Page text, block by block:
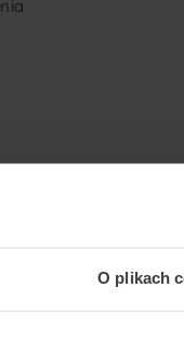
O plikach